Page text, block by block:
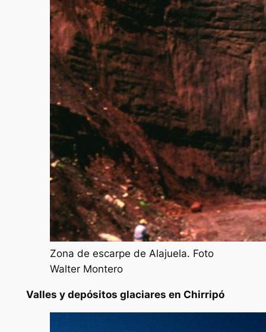
Zona de escarpe de Alajuela. Foto
Walter Montero
Valles y depósitos glaciares en Chirripó